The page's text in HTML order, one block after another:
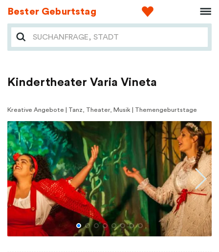
Bester Geburtstag
Kindertheater Varia Vineta
Kreative Angebote | Tanz, Theater, Musik | Themengeburtstage